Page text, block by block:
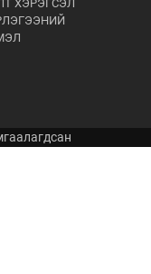
ХЭРЭГСЭЛ